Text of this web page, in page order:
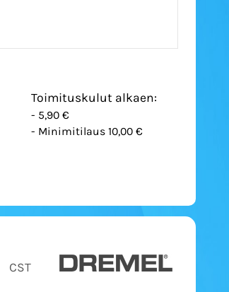
Toimituskulut alkaen:
- 5,90 €
- Minimitilaus 10,00 €
CST